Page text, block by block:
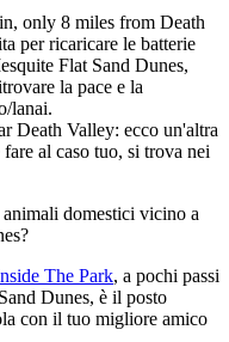
only 8 miles from Death
per ricaricare le batterie
Flat Sand Dunes,
la pace e la
lanai.
Death Valley: ecco un'altra
al caso tuo, si trova nei
domestici vicino a
The Park, a pochi passi
Dunes, è il posto
con il tuo migliore amico